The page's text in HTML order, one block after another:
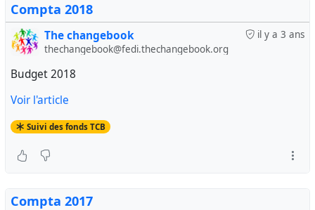
Compta 2018
il y a 3 ans
The changebook
thechangebook@fedi.thechangebook.org
Budget 2018
Voir l'article
Suivi des fonds TCB
Compta 2017